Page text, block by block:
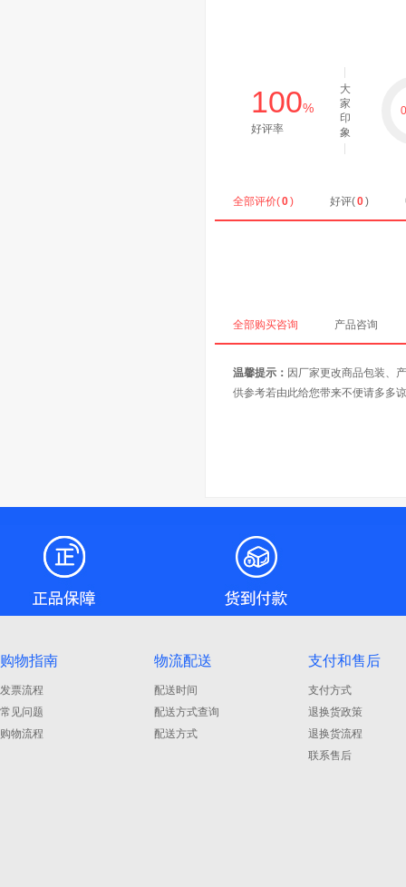
100%
好评率
大
家
印
象
全部评价(0) 好评(0)
全部购买咨询 产品咨询
温馨提示： 因厂家更改商品包装、
供参考若由此给您带来不便请多多
购物指南
发票流程
常见问题
购物流程
物流配送
配送时间
配送方式查询
配送方式
支付和售后
支付方式
退换货政策
退换货流程
联系售后